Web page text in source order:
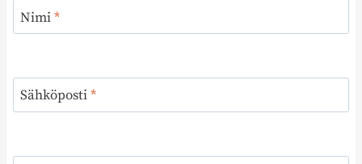
Nimi*
Sähköposti*